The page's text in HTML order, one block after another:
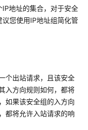
IP地址的集合，对于安全
您使用IP地址组简化管
个出站请求，且该安全
入方向规则如何，都将
如果该安全组的入方向
都将允许入站请求的响